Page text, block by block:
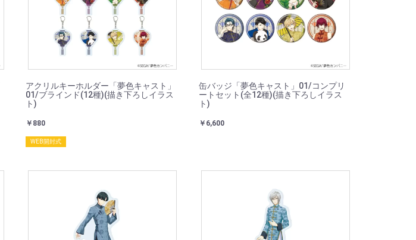
アクリルキーホルダー「夢色キャスト」
01/ブラインド(12種)(描き下ろしイラス
ト)
￥880
WEB開封式
缶バッジ「夢色キャスト」01/コンプリ
ートセット(全12種)(描き下ろしイラス
ト)
￥6,600